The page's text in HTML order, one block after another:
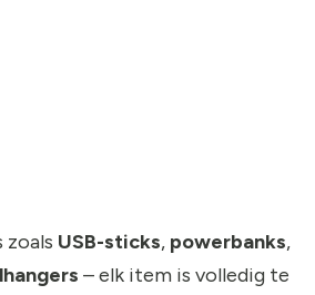
USB-sticks, powerbanks,
– elk item is volledig te